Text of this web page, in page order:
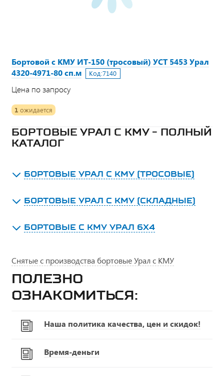
Бортовой с КМУ ИТ-150 (тросовый) УСТ 5453 Урал
4320-4971-80 сп.м
Код:7140
Цена по запросу
1 ожидается
БОРТОВЫЕ УРАЛ С КМУ - ПОЛНЫЙ
КАТАЛОГ
БОРТОВЫЕ УРАЛ С КМУ (ТРОСОВЫЕ)
БОРТОВЫЕ УРАЛ С КМУ (СКЛАДНЫЕ)
БОРТОВЫЕ С КМУ УРАЛ 6Х4
Снятые с производства бортовые Урал с КМУ
Полезно
ознакомиться:
Наша политика качества, цен и скидок!
Время-деньги